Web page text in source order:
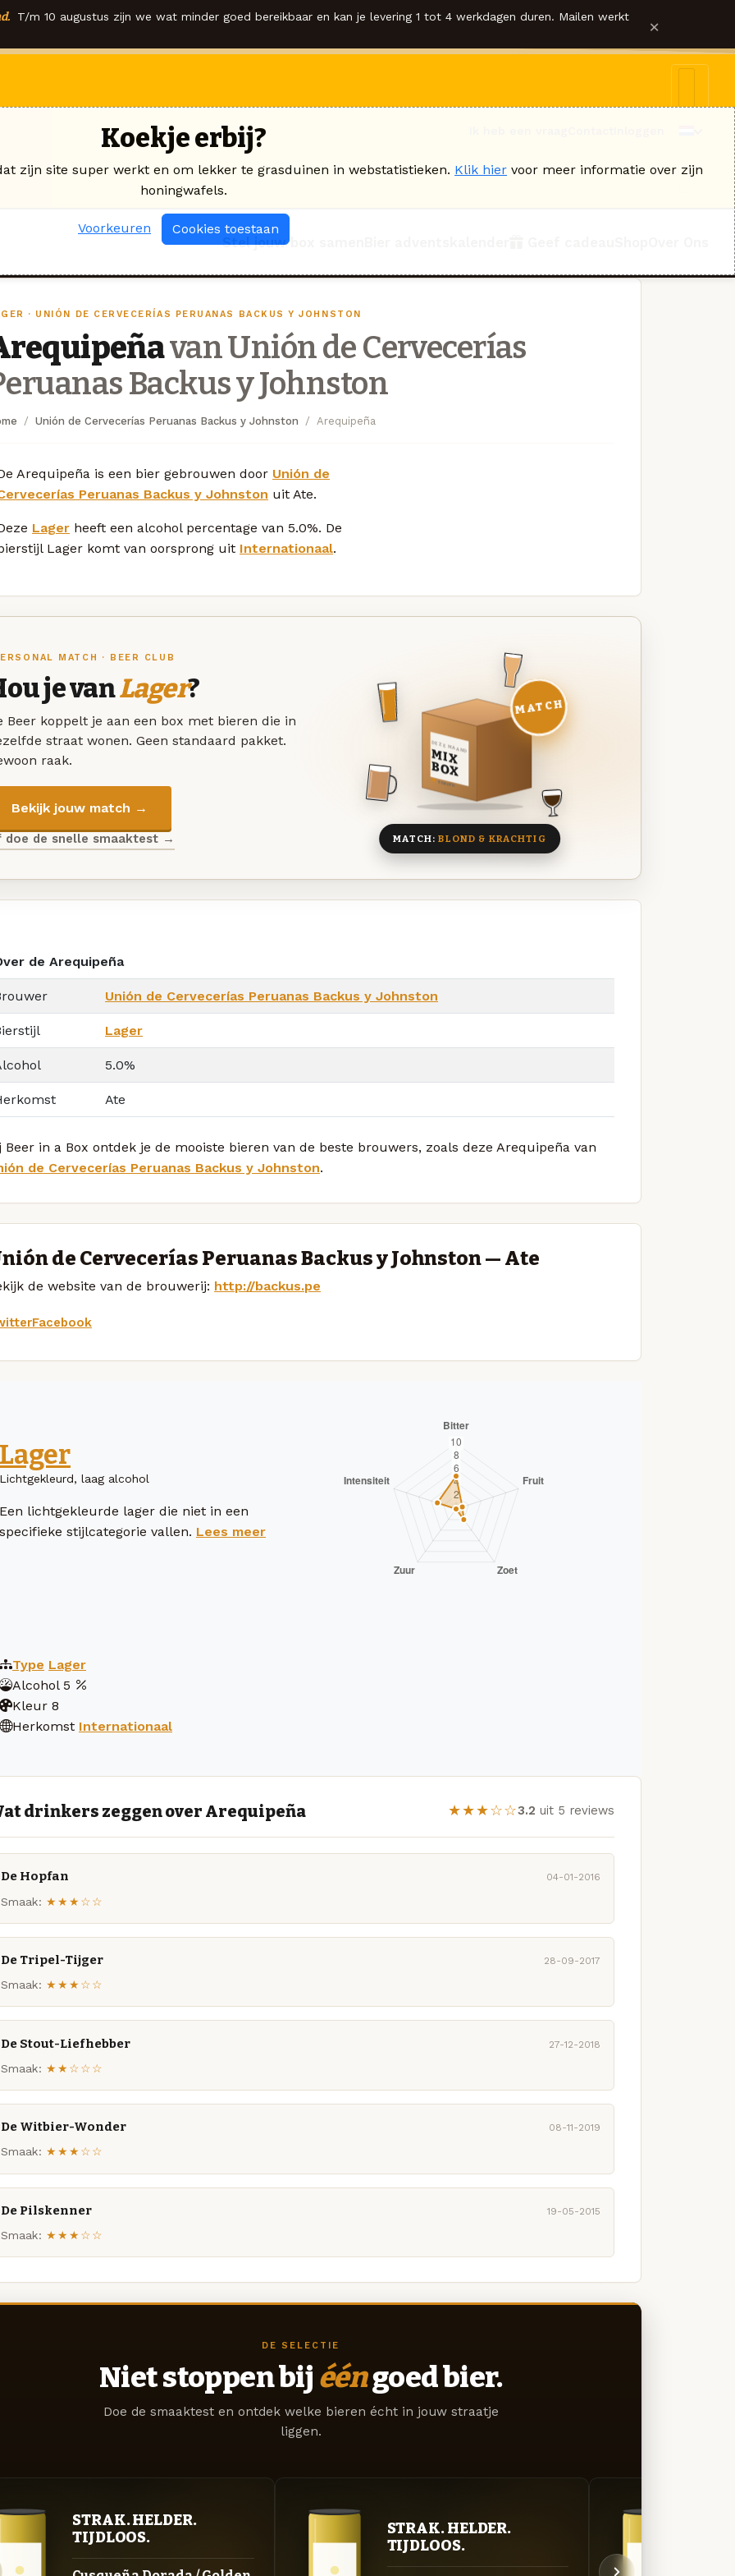
T/m 10 augustus zijn we wat minder goed bereikbaar en kan je levering 1 tot 4 werkdagen duren. Mailen werkt ×
Stel jouw box samen
· UNIÓN DE CERVECERÍAS PERUANAS BACKUS Y JOHNSTON
van Unión de Cervecerías
Backus y Johnston
Unión de Cervecerías Peruanas Backus y Johnston Arequipeña
Arequipeña is een bier gebrouwen door Unión de
Peruanas Backus y Johnston uit Ate.
Lager heeft een alcohol percentage van 5.0%. De
Lager komt van oorsprong uit Internationaal.
MATCH · BEER CLUB
je vanLager?
Beer koppelt je aan een box met bieren die in
straat wonen. Geen standaard pakket.
raak.
Bekijk jouw match →
doe de snelle smaaktest →
DEZE MAAND
MIX
BOX
8 BIEREN
MATCH
MATCH:BLOND & KRACHTIG
de Arequipeña
Unión de Cervecerías Peruanas Backus y Johnston
Lager
5.0%
Ate
Beer in a Box ontdek je de mooiste bieren van de beste brouwers, zoals deze Arequipeña van
de Cervecerías Peruanas Backus y Johnston.
de Cervecerías Peruanas Backus y Johnston — Ate
de website van de brouwerij: http://backus.pe
Facebook
Lager
Lichtgekleurd, laag alcohol
Een lichtgekleurde lager die niet in een
specifieke stijlcategorie vallen. Lees meer
Type Lager
Alcohol 5
Kleur 8
Herkomst Internationaal
drinkers zeggen over Arequipeña ★★★☆☆3.2 uit 5 reviews
De Hopfan 04-01-2016
Smaak: ★★★☆☆
De Tripel-Tijger 28-09-2017
Smaak: ★★★☆☆
De Stout-Liefhebber 27-12-2018
Smaak: ★★☆☆☆
De Witbier-Wonder 08-11-2019
Smaak: ★★★☆☆
De Pilskenner 19-05-2015
Smaak: ★★★☆☆
DE SELECTIE
Niet stoppen bij ééngoed bier.
Doe de smaaktest en ontdek welke bieren écht in jouw straatje
liggen.
STRAK. HELDER.
TIJDLOOS.
STRAK. HELDER.
TIJDLOOS.
Koekje erbij?
zijn site super werkt en om lekker te grasduinen in webstatistieken. Klik hier voor meer informatie over zijn
honingwafels.
Voorkeuren Cookies toestaan